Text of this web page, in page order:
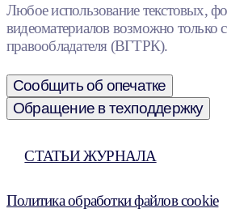
Любое использование текстовых,
видеоматериалов возможно только с
правообладателя (ВГТРК).
Сообщить об опечатке
Обращение в техподдержку
СТАТЬИ ЖУРНАЛА
Политика обработки файлов cookie